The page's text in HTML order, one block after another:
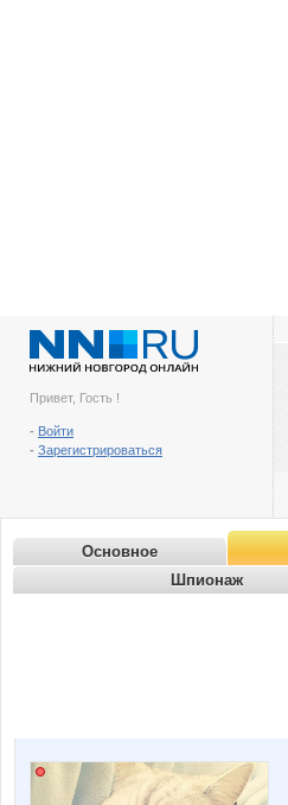
Привет, Гость !
- Войти
- Зарегистрироваться
Основное
Шпионаж